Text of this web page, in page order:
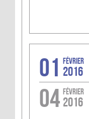
01 FÉVRIER
2016
04 FÉVRIER
2016